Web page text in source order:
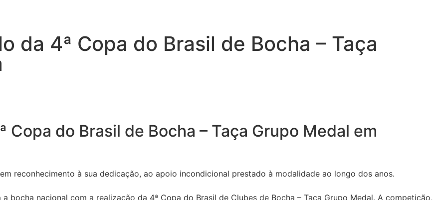
da 4ª Copa do Brasil de Bocha – Taça
do Brasil de Bocha – Taça Grupo Medal em
reconhecimento à sua dedicação, ao apoio incondicional prestado à modalidade ao longo dos anos.
bocha nacional com a realização da 4ª Copa do Brasil de Clubes de Bocha – Taça Grupo Medal. A competição,